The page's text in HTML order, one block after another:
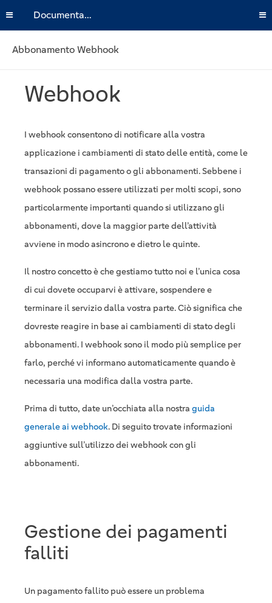
Documentazione
Abbonamento Webhook
Webhook
I webhook consentono di notificare alla vostra
applicazione i cambiamenti di stato delle entità, come le
transazioni di pagamento o gli abbonamenti. Sebbene i
webhook possano essere utilizzati per molti scopi, sono
particolarmente importanti quando si utilizzano gli
abbonamenti, dove la maggior parte dell’attività
avviene in modo asincrono e dietro le quinte.
Il nostro concetto è che gestiamo tutto noi e l’unica cosa
di cui dovete occuparvi è attivare, sospendere e
terminare il servizio dalla vostra parte. Ciò significa che
dovreste reagire in base ai cambiamenti di stato degli
abbonamenti. I webhook sono il modo più semplice per
farlo, perché vi informano automaticamente quando è
necessaria una modifica dalla vostra parte.
Prima di tutto, date un’occhiata alla nostra guida
generale ai webhook. Di seguito trovate informazioni
aggiuntive sull’utilizzo dei webhook con gli
abbonamenti.
Gestione dei pagamenti
falliti
Un pagamento fallito può essere un problema